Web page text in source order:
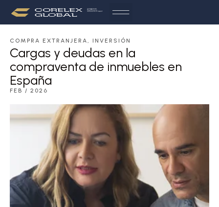
COMPRA EXTRANJERA, INVERSIÓN
Cargas y deudas en la
compraventa de inmuebles en
España
FEB / 2026